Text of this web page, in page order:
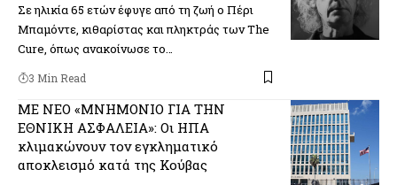
Σε ηλικία 65 ετών έφυγε από τη ζωή ο Πέρι
Μπαμόντε, κιθαρίστας και πληκτράς των The
Cure, όπως ανακοίνωσε το…
3 Min Read
ΜΕ ΝΕΟ «ΜΝΗΜΟΝΙΟ ΓΙΑ ΤΗΝ
ΕΘΝΙΚΗ ΑΣΦΑΛΕΙΑ»: Οι ΗΠΑ
κλιμακώνουν τον εγκληματικό
αποκλεισμό κατά της Κούβας